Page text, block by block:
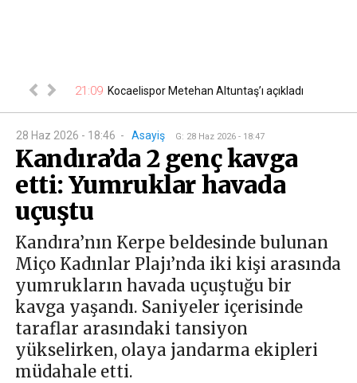
21:09 Kocaelispor Metehan Altuntaş’ı açıkladı
28 Haz 2026 - 18:46 - Asayiş G: 28 Haz 2026 - 18:47
Kandıra’da 2 genç kavga
etti: Yumruklar havada
uçuştu
Kandıra’nın Kerpe beldesinde bulunan
Miço Kadınlar Plajı’nda iki kişi arasında
yumrukların havada uçuştuğu bir
kavga yaşandı. Saniyeler içerisinde
taraflar arasındaki tansiyon
yükselirken, olaya jandarma ekipleri
müdahale etti.